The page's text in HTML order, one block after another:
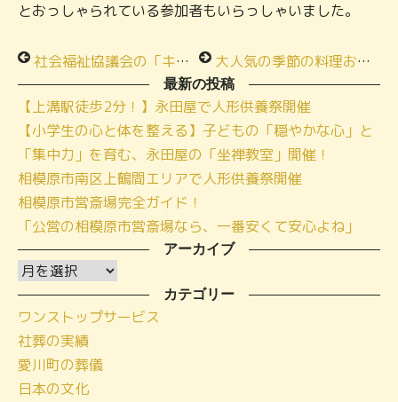
とおっしゃられている参加者もいらっしゃいました。
社会福祉協議会の「キララの会」様に出張の教室を行ってまいりました！ 大人気の季節の料理お食事会を開催しました！
最新の投稿
【上溝駅徒歩2分！】永田屋で人形供養祭開催
【小学生の心と体を整える】子どもの「穏やかな心」と
「集中力」を育む、永田屋の「坐禅教室」開催！
相模原市南区上鶴間エリアで人形供養祭開催
相模原市営斎場完全ガイド！
「公営の相模原市営斎場なら、一番安くて安心よね」
アーカイブ
ア
ー
カ
イ
ブ
カテゴリー
ワンストップサービス
社葬の実績
愛川町の葬儀
日本の文化